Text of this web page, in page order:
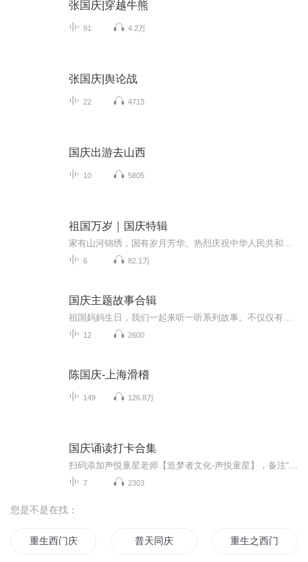
张国庆|穿越牛熊
91 4.2万
张国庆|舆论战
22 4713
国庆出游去山西
10 5805
祖国万岁｜国庆特辑
6 82.1万
国庆主题故事合辑
12 2600
陈国庆-上海滑稽
149 126.8万
国庆诵读打卡合集
7 2303
您是不是在找：
重生西门庆 普天同庆 重生之西门庆